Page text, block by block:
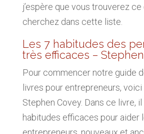
j’espère que vous trouverez ce
cherchez dans cette liste.
Les 7 habitudes des
très efficaces –
Pour commencer notre guide
livres pour entrepreneurs,
Stephen Covey. Dans ce livre,
habitudes efficaces pour aider